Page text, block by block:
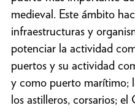
medieval. Este ámbito
infraestructuras y
potenciar la actividad
puertos y su actividad
y como puerto marítimo;
los astilleros, corsarios; el